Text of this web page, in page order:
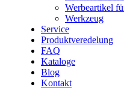
Werbeartikel
Werkzeug
Service
Produktveredelung
FAQ
Kataloge
Blog
Kontakt